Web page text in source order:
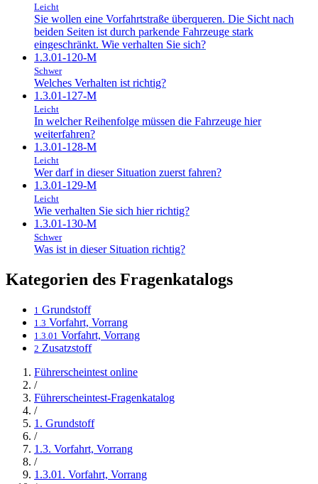
Leicht
Sie wollen eine Vorfahrtstraße überqueren. Die Sicht nach
beiden Seiten ist durch parkende Fahrzeuge stark
eingeschränkt. Wie verhalten Sie sich?
1.3.01-120-M
Schwer
Welches Verhalten ist richtig?
1.3.01-127-M
Leicht
In welcher Reihenfolge müssen die Fahrzeuge hier
weiterfahren?
1.3.01-128-M
Leicht
Wer darf in dieser Situation zuerst fahren?
1.3.01-129-M
Leicht
Wie verhalten Sie sich hier richtig?
1.3.01-130-M
Schwer
Was ist in dieser Situation richtig?
Kategorien des Fragenkatalogs
1 Grundstoff
1.3 Vorfahrt, Vorrang
1.3.01 Vorfahrt, Vorrang
2 Zusatzstoff
Führerscheintest online
/
Führerscheintest-Fragenkatalog
/
1. Grundstoff
/
1.3. Vorfahrt, Vorrang
/
1.3.01. Vorfahrt, Vorrang